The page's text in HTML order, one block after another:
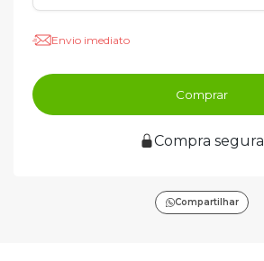
Envio imediato
Comprar
Compra segura
Compartilhar